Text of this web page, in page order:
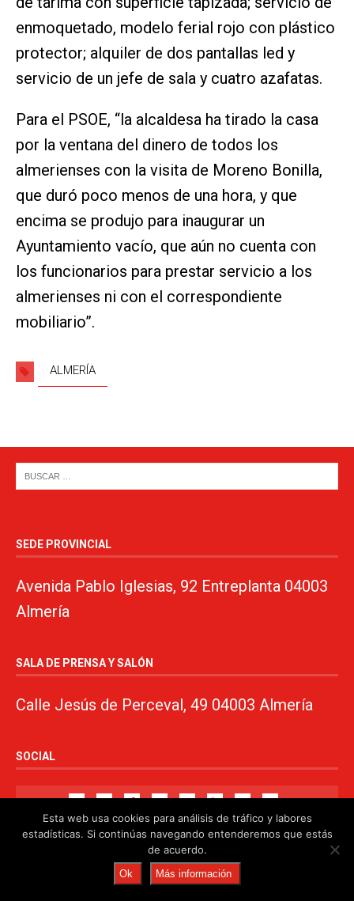
enmoquetado, modelo ferial rojo con plástico
protector; alquiler de dos pantallas led y
servicio de un jefe de sala y cuatro azafatas.
Para el PSOE, “la alcaldesa ha tirado la casa
por la ventana del dinero de todos los
almerienses con la visita de Moreno Bonilla,
que duró poco menos de una hora, y que
encima se produjo para inaugurar un
Ayuntamiento vacío, que aún no cuenta con
los funcionarios para prestar servicio a los
almerienses ni con el correspondiente
mobiliario”.
ALMERÍA
SEDE PROVINCIAL
Avenida Pablo Iglesias, 92 Entreplanta 04003
Almería
SALA DE PRENSA Y SALÓN
Calle Jesús de Perceval, 49 04003 Almería
SOCIAL
© 2024. PSOE de Almería · 950750000 ·www.psoealmeria.com
psoe@psoe-almeria.com·Aviso legal
Esta web usa cookies para análisis de tráfico y labores
estadísticas. Si continúas navegando entenderemos que estás
de acuerdo.
Ok Más información